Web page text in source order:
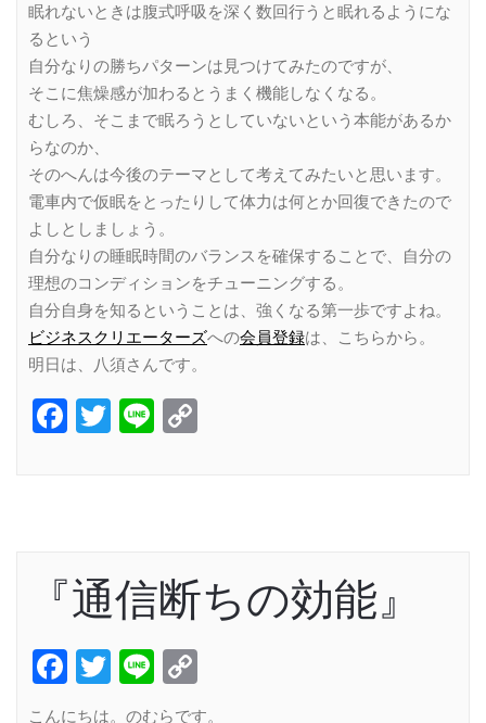
眠れないときは腹式呼吸を深く数回行うと眠れるようにな
るという
自分なりの勝ちパターンは見つけてみたのですが、
そこに焦燥感が加わるとうまく機能しなくなる。
むしろ、そこまで眠ろうとしていないという本能があるか
らなのか、
そのへんは今後のテーマとして考えてみたいと思います。
電車内で仮眠をとったりして体力は何とか回復できたので
よしとしましょう。
自分なりの睡眠時間のバランスを確保することで、自分の
理想のコンディションをチューニングする。
自分自身を知るということは、強くなる第一歩ですよね。
ビジネスクリエーターズへの会員登録は、こちらから。
明日は、八須さんです。
Facebook
Twitter
Line
『通信断ちの効能』
Facebook
Twitter
Line
Link
こんにちは。のむらです。